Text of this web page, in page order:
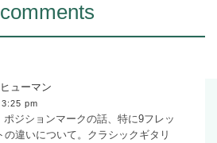
ューマン
3:25 pm
ポジションマークの話、特に9フレッ
の違いについて。クラシックギタリ